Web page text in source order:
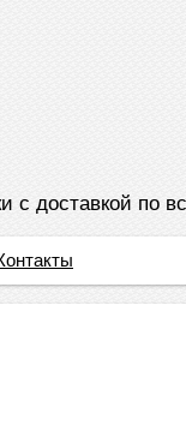
с доставкой по